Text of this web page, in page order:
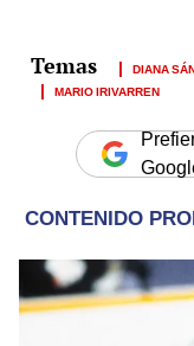
DIANA
MARIO IRIVARREN